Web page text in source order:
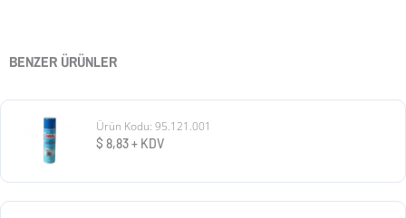
BENZER ÜRÜNLER
Ürün Kodu: 95.121.001
$ 8,83+ KDV